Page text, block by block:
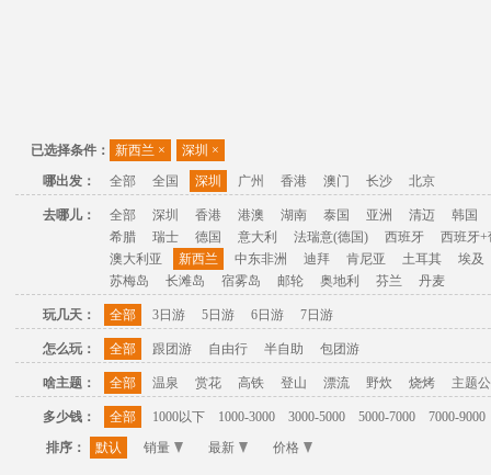
已选择条件： 新西兰 × 深圳 ×
哪出发：
全部 全国 深圳 广州 香港 澳门 长沙 北京
去哪儿： 全部 深圳 香港 港澳 湖南 泰国 亚洲 清迈
韩国
希腊
瑞士 德国 意大利 法瑞意(德国) 西班牙
西班牙+
澳大利亚
新西兰 中东非洲 迪拜 肯尼亚 土耳其
埃及
苏梅岛
长滩岛 宿雾岛 邮轮 奥地利 芬兰 丹麦
玩几天： 全部 3日游 5日游 6日游 7日游
怎么玩： 全部 跟团游 自由行 半自助 包团游
啥主题： 全部 温泉 赏花 高铁 登山 漂流 野炊 烧烤 主题
多少钱： 全部 1000以下 1000-3000 3000-5000 5000-7000
7000-9000
排序：
默认 销量 最新 价格